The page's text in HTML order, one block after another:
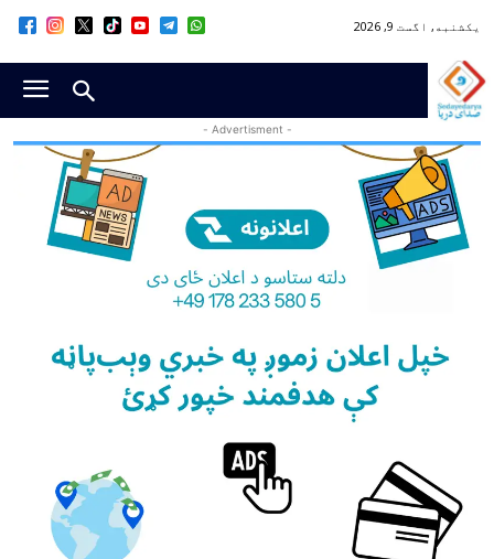
یکشنبه, اگست 9, 2026
- Advertisment -